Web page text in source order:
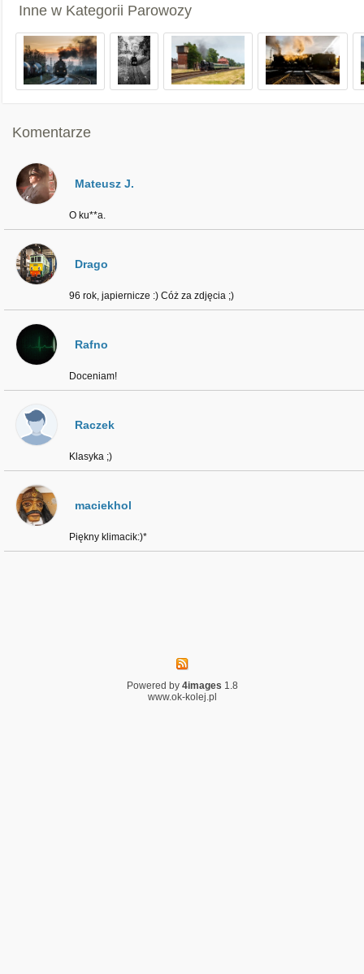
Inne w Kategorii Parowozy
Komentarze
Mateusz J.
O ku**a.
Drago
96 rok, japiernicze :) Cóż za zdjęcia ;)
Rafno
Doceniam!
Raczek
Klasyka ;)
maciekhol
Piękny klimacik:)*
Powered by 4images 1.8
www.ok-kolej.pl